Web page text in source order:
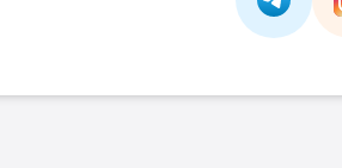
Link -